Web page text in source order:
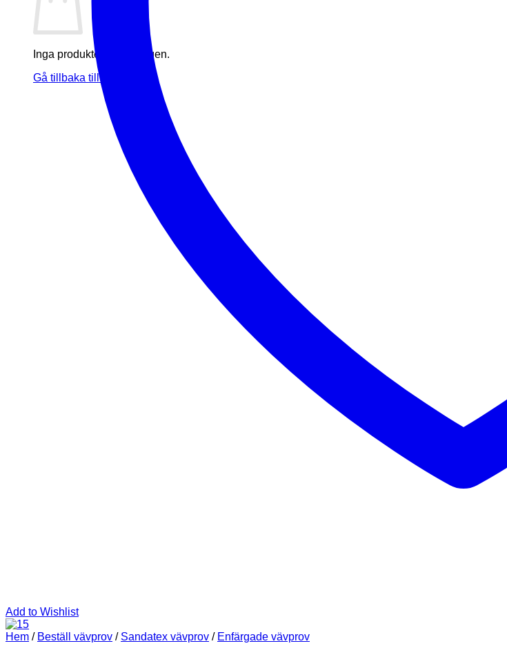
Inga produkter i varukorgen.
Gå tillbaka till butiken
Add to Wishlist
Hem / Beställ vävprov / Sandatex vävprov / Enfärgade vävprov